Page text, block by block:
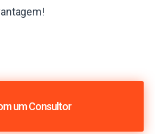
um Consultor